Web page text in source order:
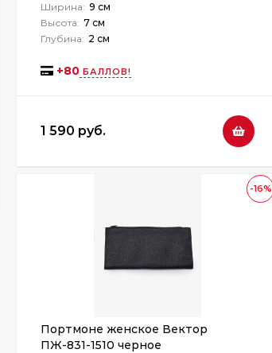
Ширина: 9 см
Высота: 7 см
Глубина: 2 см
+80 БАЛЛОВ!
1 590 руб.
-16%
Портмоне женское Вектор
ПЖ-831-1510 черное